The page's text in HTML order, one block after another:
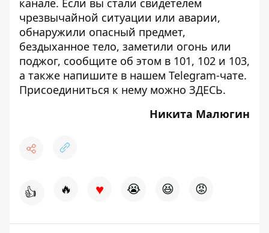
канале. Если вы стали свидетелем
чрезвычайной ситуации или аварии,
обнаружили опасный предмет,
бездыханное тело, заметили огонь или
поджог, сообщите об этом в 101, 102 и 103,
а также напишите в нашем Telegram-чате.
Присоединиться к нему можно ЗДЕСЬ.
Никита Малюгин
👍 🔥 ♥ 😭 😆 😡